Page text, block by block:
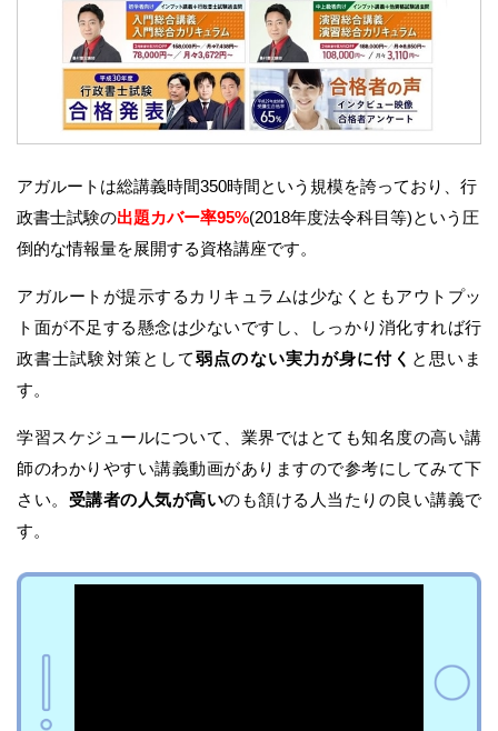
アガルートは総講義時間350時間という規模を誇っており、行
政書士試験の出題カバー率95%(2018年度法令科目等)という圧
倒的な情報量を展開する資格講座です。
アガルートが提示するカリキュラムは少なくともアウトプッ
ト面が不足する懸念は少ないですし、しっかり消化すれば行
政書士試験対策として弱点のない実力が身に付く と思いま
す。
学習スケジュールについて、業界ではとても知名度の高い講
師のわかりやすい講義動画がありますので参考にしてみて下
さい。 受講者の人気が高いのも頷ける人当たりの良い講義で
す。